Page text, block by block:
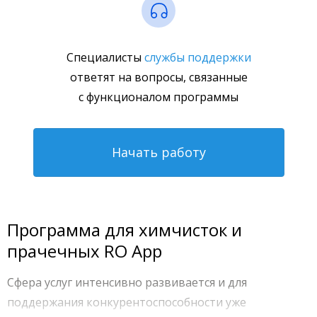
Специалисты службы поддержки
ответят на вопросы, связанные
с функционалом программы
Начать работу
Программа для химчисток и
прачечных RO App
Сфера услуг интенсивно развивается и для
поддержания конкурентоспособности уже